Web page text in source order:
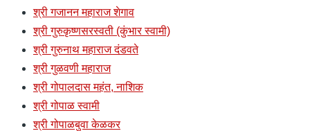
श्री गजानन महाराज शेगाव
श्री गुरुकृष्णसरस्वती (कुंभार स्वामी)
श्री गुरुनाथ महाराज दंडवते
श्री गुळवणी महाराज
श्री गोपालदास महंत, नाशिक
श्री गोपाळ स्वामी
श्री गोपाळबुवा केळकर